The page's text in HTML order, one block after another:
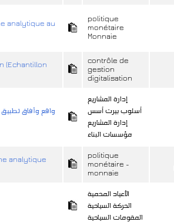
analytique au
politique
monétaire
Monnaie
(Echantillon
contrôle de
gestion
digitalisation
واقع وآفاق تطبيق
إدارة المشاريع
أسلوب بيرت أسس
إدارة المشاريع
مؤسسات البناء
analytique
politique
monétaire -
monnaie
الأعياد المحمية
الحركة السياحية
المقومات السياحية